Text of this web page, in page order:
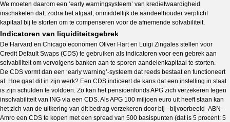
We moeten daarom een ‘early warningsysteem’ van kredietwaardigheid
inschakelen dat, zodra het afgaat, onmiddellijk de aandeelhouder verplicht
kapitaal bij te storten om te compenseren voor de afnemende solvabiliteit.
Indicatoren van liquiditeitsgebrek
De Harvard en Chicago economen Oliver Hart en Luigi Zingales stellen voor
Credit Default Swaps (CDS) te gebruiken als indicatoren voor een gebrek aan
solvabiliteit om vervolgens banken aan te sporen aandelenkapitaal te storten.
De CDS vormt dan een ‘early warning’-systeem dat reeds bestaat en functioneert
al. Hoe gaat dit in zijn werk? Een CDS indiceert de kans dat een instelling in staat
is zijn schulden te voldoen. Zo kan het pensioenfonds APG zich verzekeren tegen
insolvabiliteit van ING via een CDS. Als APG 100 miljoen euro uit heeft staan kan
het zich van de uitkering van dit bedrag verzekeren door bij –bijvoorbeeld- ABN-
Amro een CDS te kopen met een spread van 500 basispunten (dat is 5 procent: 5